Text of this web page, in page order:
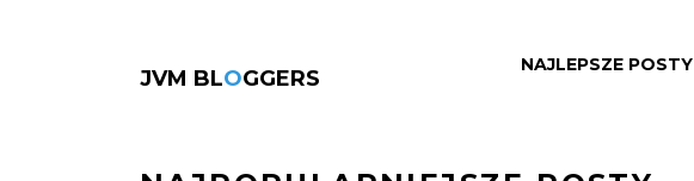
JVM BLOGGERS
NAJLEPSZE POSTY